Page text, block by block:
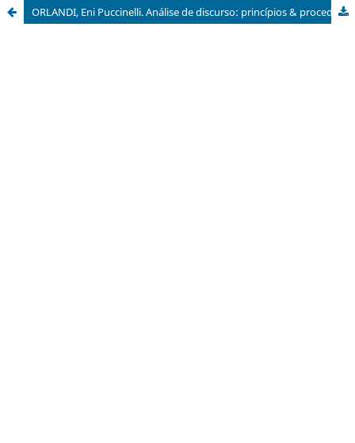
ORLANDI, Eni Puccinelli. Análise de discurso: princípios & procedimentos. 8 ed. Campinas: Pontes, 2009. 100p.